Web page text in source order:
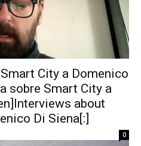
City a Domenico
sobre Smart City a
about
Di Siena[:]
0